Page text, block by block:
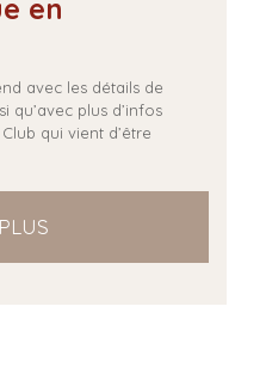
en
avec les détails de
qu’avec plus d’infos
qui vient d’être